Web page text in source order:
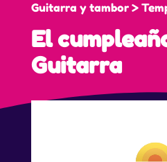
Guitarra y tambor >
El
Guitarra